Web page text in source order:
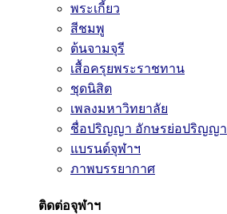
พระเกี้ยว
สีชมพู
ต้นจามจุรี
เสื้อครุยพระราชทาน
ชุดนิสิต
เพลงมหาวิทยาลัย
ชื่อปริญญา อักษรย่อปริญญา
แบรนด์จุฬาฯ
ภาพบรรยากาศ
ติดต่อจุฬาฯ